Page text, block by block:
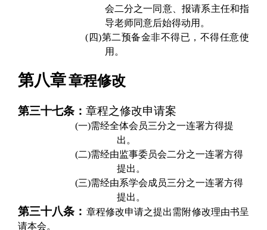
会二分之一同意、报请系主任和指
导老师同意后始得动用。
(四)第二预备金非不得已，不得任意使
用。
第八章章程修改
第三十七条： 章程之修改申请案
(一)需经全体会员三分之一连署方得提
出。
(二)需经由监事委员会二分之一连署方得
提出。
(三)需经由系学会成员三分之一连署方得
提出。
第三十八条： 章程修改申请之提出需附修改理由书呈
请本会。